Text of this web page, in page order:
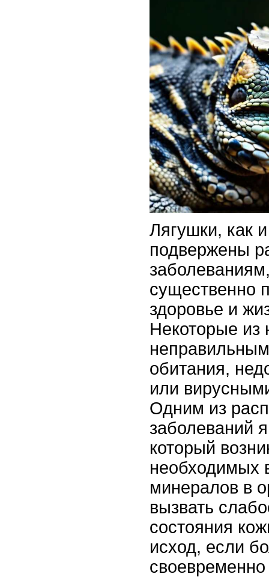
Лягушки, как
подвержены
существенно
здоровье и
Некоторые из
обитания,
или
Одним из
заболеваний
который
необходимых
минералов в
вызвать
состояния
исход, если